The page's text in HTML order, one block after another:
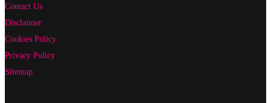
Contact Us
Disclaimer
Cookies Policy
Privacy Policy
Sitemap